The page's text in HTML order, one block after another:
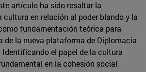
artículo ha sido resaltar la
cultura en relación al poder blando y la
fundamentación teórica para
de la nueva plataforma de Diplomacia
Identificando el papel de la cultura
en la cohesión social